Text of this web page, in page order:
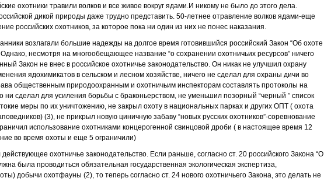
охотники травили волков и все живое вокруг ядами.И никому не было до этого дела.
дикой природы даже трудно представить. 50-летнее отравление волков ядами-еще
российских охотников, за которое пока ни один из них не понес наказания.
возлагали большие надежды на долгое время готовившийся российский Закон “Об охоте
несмотря на многообещающее название “о сохранении охотничьих ресурсов” ничего
Закон не внес в российское охотничье законодательство. Он никак не улучшил охрану
ядохимикатов в сельском и лесном хозяйстве, ничего не сделал для охраны дичи во
общественным природоохранным и охотничьим инспекторам составлять протоколы на
ни сделал для усиления борьбы с браконьерством, не уменьшил позорный “черный ” список
меры по их уничтожению, не закрыл охоту в национальных парках и других ОПТ ( охота
(3), не прикрыл новую циничную забаву “новых русских охотников”-соревнование
использование охотниками концерогенной свинцовой дроби ( в настоящее время 12
во время охоты и еще 5 ограничили)
охотничье законодательство. Если раньше, согласно ст. 20 российского Закона “О
была проводиться обязательная государственная экологическая экспертиза,
добычи охотфауны (2), то теперь согласно ст. 24 нового охотничьего Закона, это делать не